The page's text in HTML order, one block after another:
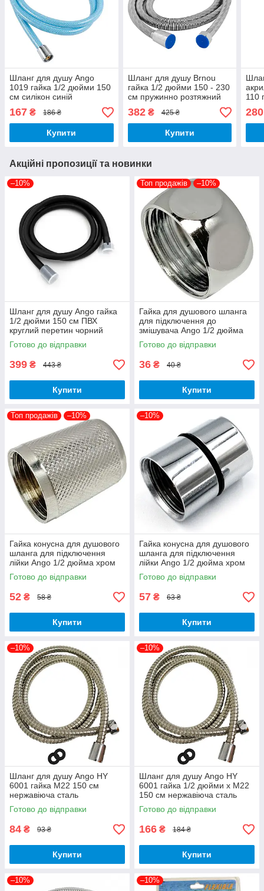
Шланг для душу Ango
1019 гайка 1/2 дюйми 150
см силікон синій
167 ₴ 186 ₴
Купити
Шланг для душу Brnou
гайка 1/2 дюйми 150 - 230
см пружинно розтяжний
посилений
382₴ 425 ₴
Купити
110
280
Акційні пропозиції та новинки
–10%
Шланг для душу Ango гайка
1/2 дюйми 150 см ПВХ
круглий перетин чорний
Готово до відправки
399 ₴ 443 ₴
Купити
Топ продажів –10%
Гайка для душового шланга
для підключення до
змішувача Ango 1/2 дюйма
хром латунь
Готово до відправки
36 ₴ 40 ₴
Купити
Топ продажів –10%
Гайка конусна для душового
шланга для підключення
лійки Ango 1/2 дюйма хром
латунь рифлена
Готово до відправки
52 ₴ 58 ₴
Купити
–10%
Гайка конусна для душового
шланга для підключення
лійки Ango 1/2 дюйма хром
латунь посилена з ризинкою
Готово до відправки
57 ₴ 63 ₴
Купити
–10%
Шланг для душу Ango HY
6001 гайка М22 150 см
нержавіюча сталь
Готово до відправки
84 ₴ 93 ₴
Купити
–10%
Шланг для душу Ango HY
6001 гайка 1/2 дюйми х М22
150 см нержавіюча сталь
Готово до відправки
166 ₴ 184 ₴
Купити
–10% –10%